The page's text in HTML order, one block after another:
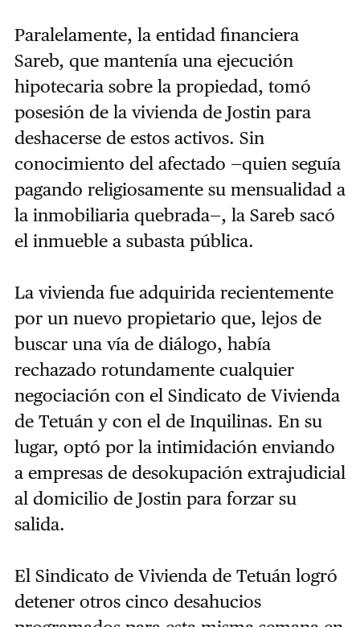
Paralelamente, la entidad financiera
Sareb, que mantenía una ejecución
hipotecaria sobre la propiedad, tomó
posesión de la vivienda de Jostin para
deshacerse de estos activos. Sin
conocimiento del afectado —quien seguía
pagando religiosamente su mensualidad a
la inmobiliaria quebrada—, la Sareb sacó
el inmueble a subasta pública.
La vivienda fue adquirida recientemente
por un nuevo propietario que, lejos de
buscar una vía de diálogo, había
rechazado rotundamente cualquier
negociación con el Sindicato de Vivienda
de Tetuán y con el de Inquilinas. En su
lugar, optó por la intimidación enviando
a empresas de desokupación extrajudicial
al domicilio de Jostin para forzar su
salida.
El Sindicato de Vivienda de Tetuán logró
detener otros cinco desahucios